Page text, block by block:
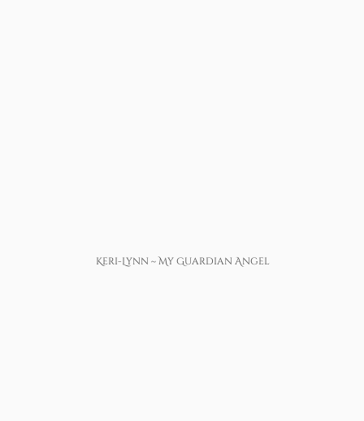
Keri-Lynn ~ My Guardian Angel